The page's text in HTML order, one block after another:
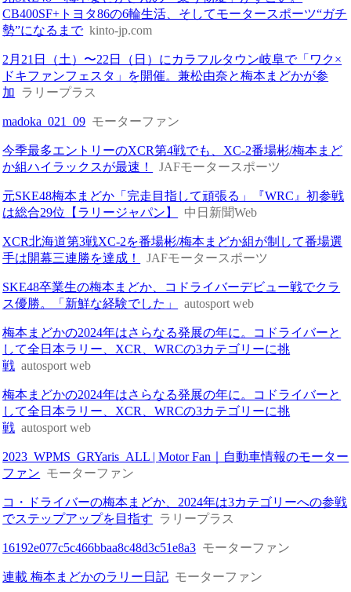
CB400SF+トヨタ86の6輪生活、そしてモータースポーツ“ガチ
勢”になるまで kinto-jp.com
2月21日（土）〜22日（日）にカラフルタウン岐阜で「ワク×
ドキファンフェスタ」を開催。兼松由奈と梅本まどかが参
加 ラリープラス
madoka_021_09 モーターファン
今季最多エントリーのXCR第4戦でも、XC-2番場彬/梅本まど
か組ハイラックスが最速！
JAFモータースポーツ
元SKE48梅本まどか「完走目指して頑張る」『WRC』初参戦
は総合29位【ラリージャパン】
中日新聞Web
XCR北海道第3戦XC-2を番場彬/梅本まどか組が制して番場選
手は開幕三連勝を達成！
JAFモータースポーツ
SKE48卒業生の梅本まどか、コドライバーデビュー戦でクラ
ス優勝。「新鮮な経験でした」
autosport web
梅本まどかの2024年はさらなる発展の年に。コドライバーと
して全日本ラリー、XCR、WRCの3カテゴリーに挑
戦 autosport web
梅本まどかの2024年はさらなる発展の年に。コドライバーと
して全日本ラリー、XCR、WRCの3カテゴリーに挑
戦 autosport web
2023_WPMS_GRYaris_ALL | Motor Fan｜自動車情報のモーター
ファン モーターファン
コ・ドライバーの梅本まどか、2024年は3カテゴリーへの参戦
でステップアップを目指す ラリープラス
16192e077c5c466bbaa8c48d3c51e8a3 モーターファン
連載 梅本まどかのラリー日記 モーターファン